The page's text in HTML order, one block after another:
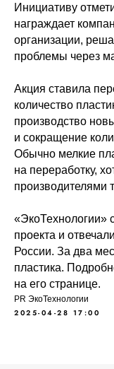
Инициативу
награждает
организации,
проблемы через
Акция ставила
количество
производство
и сокращение
Обычно мелкие
на переработку,
производителями
«ЭкоТехнологии»
проекта и
России. За два
пластика.
на его странице.
PR ЭкоТехнологии
2025-04-28 17:00